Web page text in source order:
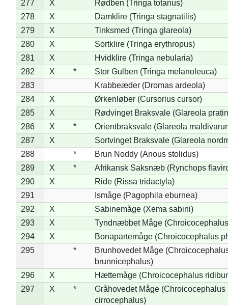
277
X
Rødben (Tringa totanus)
278
X
Damklire (Tringa stagnatilis)
279
X
Tinksmed (Tringa glareola)
280
X
Sortklire (Tringa erythropus)
281
X
Hvidklire (Tringa nebularia)
282
X *
Stor Gulben (Tringa melanoleuca)
283
Krabbeæder (Dromas ardeola)
284
X
Ørkenløber (Cursorius cursor)
285
X
Rødvinget Braksvale (Glareola
286
X *
Orientbraksvale (Glareola
287
X
Sortvinget Braksvale (Glareola
288
*
Brun Noddy (Anous stolidus)
289
X *
Afrikansk Saksnæb (Rynchops
290
X
Ride (Rissa tridactyla)
291
Ismåge (Pagophila eburnea)
292
X
Sabinemåge (Xema sabini)
293
X
Tyndnæbbet Måge
294
X
Bonapartemåge (Chroicocephalus
295
*
Brunhovedet Måge
brunnicephalus)
296
X
Hættemåge (Chroicocephalus
297
X *
Gråhovedet Måge (Chroicocephalus
cirrocephalus)